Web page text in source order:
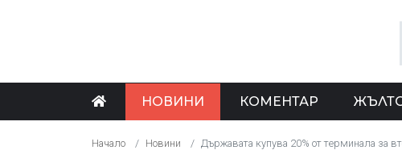
НОВИНИ КОМЕНТАР
Начало Новини Държавата купува 20% от терминала за